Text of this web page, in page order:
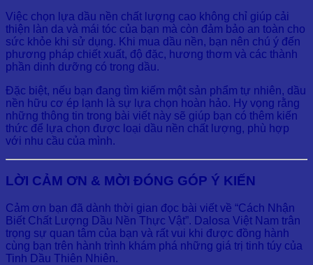
Việc chọn lựa dầu nền chất lượng cao không chỉ giúp cải
thiện làn da và mái tóc của bạn mà còn đảm bảo an toàn cho
sức khỏe khi sử dụng. Khi mua dầu nền, bạn nên chú ý đến
phương pháp chiết xuất, độ đặc, hương thơm và các thành
phần dinh dưỡng có trong dầu.
Đặc biệt, nếu bạn đang tìm kiếm một sản phẩm tự nhiên, dầu
nền hữu cơ ép lạnh là sự lựa chọn hoàn hảo. Hy vọng rằng
những thông tin trong bài viết này sẽ giúp bạn có thêm kiến
thức để lựa chọn được loại dầu nền chất lượng, phù hợp
với nhu cầu của mình.
LỜI CẢM ƠN & MỜI ĐÓNG GÓP Ý KIẾN
Cảm ơn bạn đã dành thời gian đọc bài viết về “Cách Nhận
Biết Chất Lượng Dầu Nền Thực Vật”. Dalosa Việt Nam trân
trọng sự quan tâm của bạn và rất vui khi được đồng hành
cùng bạn trên hành trình khám phá những giá trị tinh túy của
Tinh Dầu Thiên Nhiên.